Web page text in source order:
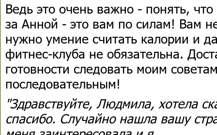
Ведь это очень важно - понять,
за Анной - это вам по силам! Вам
нужно умение считать калории и
фитнес-клуба не обязательна.
готовности следовать моим
последовательным!
"Здравствуйте, Людмила, хотела
спасибо. Случайно нашла вашу